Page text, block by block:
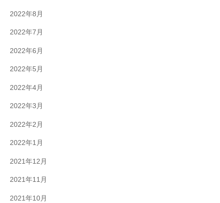
2022年8月
2022年7月
2022年6月
2022年5月
2022年4月
2022年3月
2022年2月
2022年1月
2021年12月
2021年11月
2021年10月